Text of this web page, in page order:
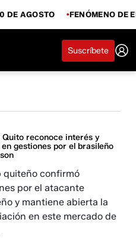
DE AGOSTO FENÓMENO DE
Suscríbete
Quito reconoce interés y
gestiones por el brasileño
quiteño confirmó
por el atacante
y mantiene abierta la
en este mercado de